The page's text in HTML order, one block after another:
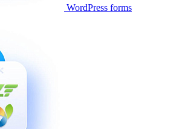
WordPress forms